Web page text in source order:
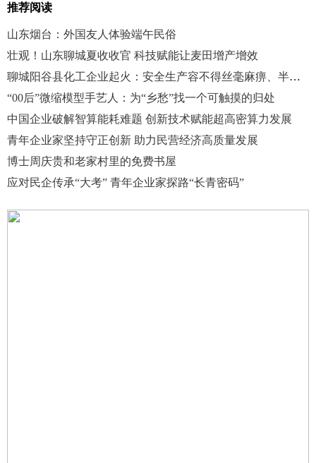
推荐阅读
山东烟台：外国友人体验端午民俗
壮观！山东聊城夏收收官 科技赋能让麦田增产增效
聊城阳谷县化工企业起火：安全生产容不得丝毫麻痹、半点侥幸！
“00后”微缩模型手艺人：为“乡愁”找一个可触摸的归处
中国企业破解智算能耗难题 创新技术赋能超高密算力发展
青年企业家坚持守正创新 助力民营经济高质量发展
博士周庆贵和老家村里的免费书屋
应对民企传承“大考” 青年企业家探路“长青密码”